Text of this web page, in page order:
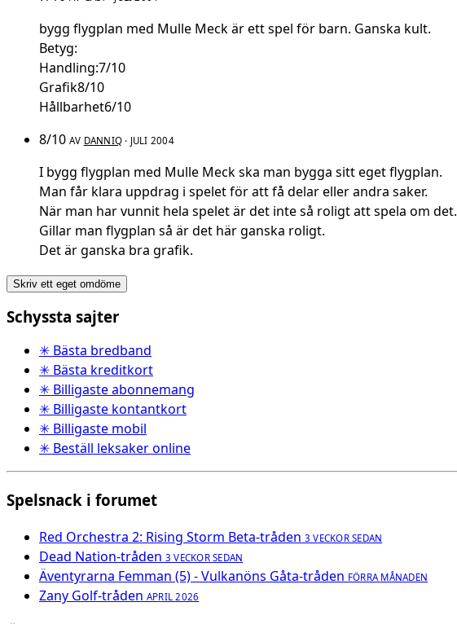
bygg flygplan med Mulle Meck är ett spel för barn. Ganska kult.
Betyg:
Handling:7/10
Grafik8/10
Hållbarhet6/10
8/10 AV DANNIQ · JULI 2004
I bygg flygplan med Mulle Meck ska man bygga sitt eget flygplan.
Man får klara uppdrag i spelet för att få delar eller andra saker.
När man har vunnit hela spelet är det inte så roligt att spela om det.
Gillar man flygplan så är det här ganska roligt.
Det är ganska bra grafik.
Skriv ett eget omdöme
Schyssta sajter
✳ Bästa bredband
✳ Bästa kreditkort
✳ Billigaste abonnemang
✳ Billigaste kontantkort
✳ Billigaste mobil
✳ Beställ leksaker online
Spelsnack i forumet
Red Orchestra 2: Rising Storm Beta-tråden 3 VECKOR SEDAN
Dead Nation-tråden 3 VECKOR SEDAN
Äventyrarna Femman (5) - Vulkanöns Gåta-tråden FÖRRA MÅNADEN
Zany Golf-tråden APRIL 2026